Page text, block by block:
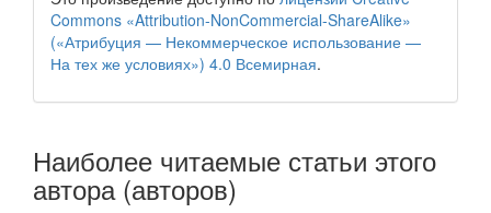
Commons «Attribution-NonCommercial-ShareAlike»
(«Атрибуция — Некоммерческое использование —
На тех же условиях») 4.0 Всемирная.
Наиболее читаемые статьи этого
автора (авторов)